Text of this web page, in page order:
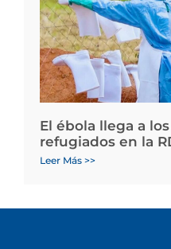
El ébola llega a
refugiados en la
Leer Más >>